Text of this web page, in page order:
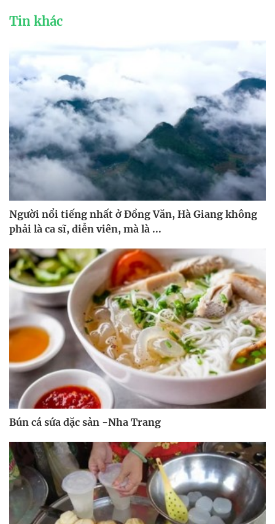
Tin khác
Người nổi tiếng nhất ở Đồng Văn, Hà Giang không
phải là ca sĩ, diễn viên, mà là ...
Bún cá sứa dặc sản -Nha Trang